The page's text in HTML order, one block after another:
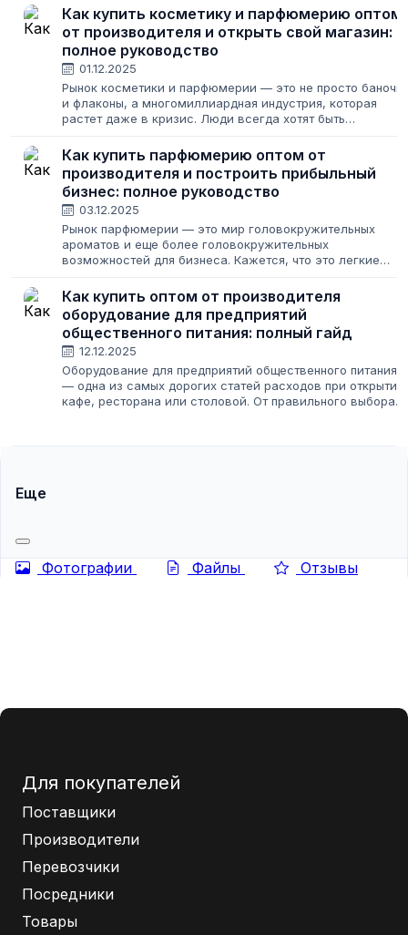
товары для красоты и здоровья,...
Как купить косметику и парфюмерию оптом
от производителя и открыть свой магазин:
полное руководство
01.12.2025
Рынок косметики и парфюмерии — это не просто
и флаконы, а многомиллиардная индустрия, которая
растет даже в кризис. Люди всегда хотят быть
будет стабильным. Но как войти...
Как купить парфюмерию оптом от
производителя и построить прибыльный
бизнес: полное руководство
03.12.2025
Рынок парфюмерии — это мир головокружительных
ароматов и еще более головокружительных
возможностей для бизнеса. Кажется, что это легкие
флаконами скрываются свои рифы: подделки,...
Как купить оптом от производителя
оборудование для предприятий
общественного питания: полный гайд
12.12.2025
Оборудование для предприятий общественного питания
— одна из самых дорогих статей расходов при открытии
кафе, ресторана или столовой. От правильного выбора
Еще
Фотографии Файлы Отзывы
Для покупателей
Поставщики
Производители
Перевозчики
Посредники
Товары